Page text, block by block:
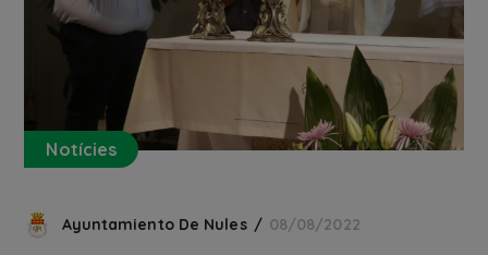
Notícies
Ayuntamiento De Nules 08/08/2022